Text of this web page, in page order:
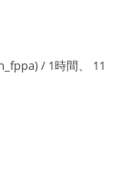
) / 1時間、 11